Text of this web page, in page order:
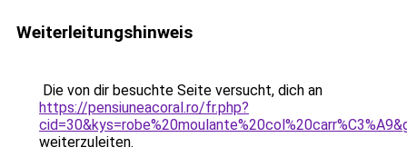
Weiterleitungshinweis
Die von dir besuchte Seite versucht, dich an
https://pensiuneacoral.ro/fr.php?
weiterzuleiten.